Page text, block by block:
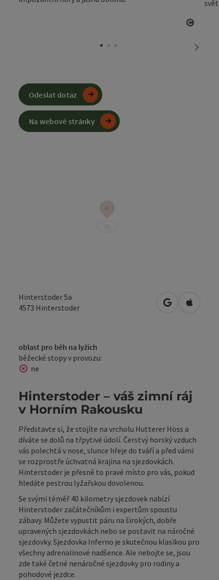
Hinterstoder 5a
4573 Hinterstoder Otevřít vOtevřít
oblast pro běh na lyžích
běžecké stopy v provozu:
ne
Hinterstoder – váš zimní ráj
v Horním Rakousku
Představte si, že stojíte na vrcholu Hutterer Höss a
díváte se dolů na třpytivé údolí. Čerstvý horský vzduch
vás polechtá v nose, slunce hřeje do tváří a před vámi
se rozprostře úchvatná krajina na sjezdovkách.
Hinterstoder je přesně to pravé místo pro vás, pokud
hledáte pestrou lyžařskou dovolenou.
Se svými téměř 40 kilometry sjezdovek nabízí
Hinterstoder začátečníkům i expertům spoustu
zábavy. Můžete vypustit páru na širokých, dobře
upravených sjezdovkách nebo se postavit na náročné
sjezdovky. Sjezdovka Inferno je skutečnou klasikou pro
všechny adrenalinové nadšence. Ale nebojte se, jsou
zde také četné nenáročné sjezdovky pro rodiny a
pohodové jezdce.
Odeslat dotaz
Na webové stránky